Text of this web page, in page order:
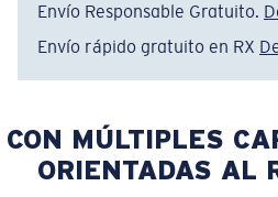
• 65 % poliéster, 35 % algodón
anillos. 3.6 oz.
temperatura. No usar cloro. No
Envío Responsable Gratuito.
Envío rápido gratuito en RX
CON MÚLTIPLES
ORIENTADAS AL